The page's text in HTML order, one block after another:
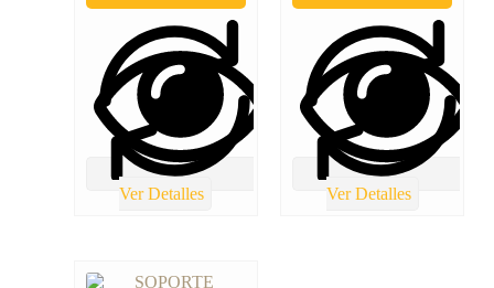
Ver Detalles Ver Detalles